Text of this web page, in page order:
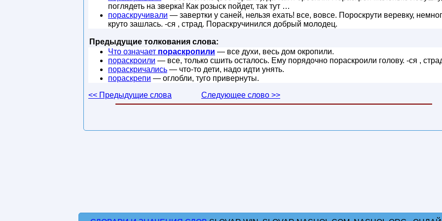
поглядеть на зверка! Как розыск пойдет, так тут …
пораскручивали — завертки у саней, нельзя ехать! все, вовсе. Пороскрути веревку,
круто зашлась. -ся , страд. Пораскручинился добрый молодец.
Предыдущие толкования слова:
Что означает пораскропили — все духи, весь дом окропили.
пораскроили — все, только сшить осталось. Ему порядочно пораскроили голову. -ся ,
пораскричались — что-то дети, надо идти унять.
пораскрепи — оглобли, туго привернуты.
<< Предыдущие слова
Следующее слово >>